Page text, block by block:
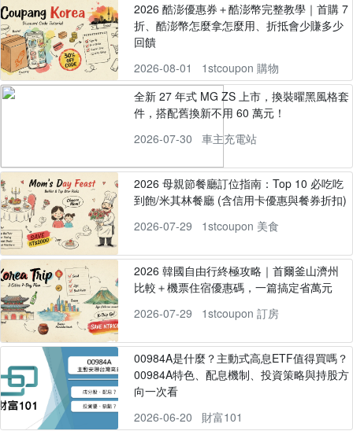
2026 酷澎優惠券＋酷澎幣完整教學｜首購 7
折、酷澎幣怎麼拿怎麼用、折抵會少賺多少
回饋
2026-08-01
1stcoupon 購物
全新 27 年式 MG ZS 上市，換裝曜黑風格套
件，搭配舊換新不用 60 萬元！
2026-07-30
車主充電站
2026 母親節餐廳訂位指南：Top 10 必吃吃
到飽/米其林餐廳 (含信用卡優惠與餐券折扣)
2026-07-29
1stcoupon 美食
2026 韓國自由行終極攻略｜首爾釜山濟州
比較＋機票住宿優惠碼，一篇搞定省萬元
2026-07-29
1stcoupon 訂房
00984A是什麼？主動式高息ETF值得買嗎？
00984A特色、配息機制、投資策略與持股方
向一次看
2026-06-20
財富101